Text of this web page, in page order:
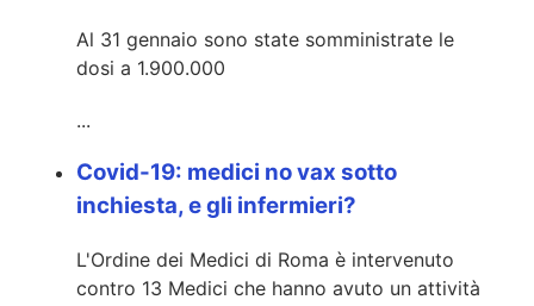
Al 31 gennaio sono state somministrate le
dosi a 1.900.000
...
Covid-19: medici no vax sotto
inchiesta, e gli infermieri?
L'Ordine dei Medici di Roma è intervenuto
contro 13 Medici che hanno avuto un attività